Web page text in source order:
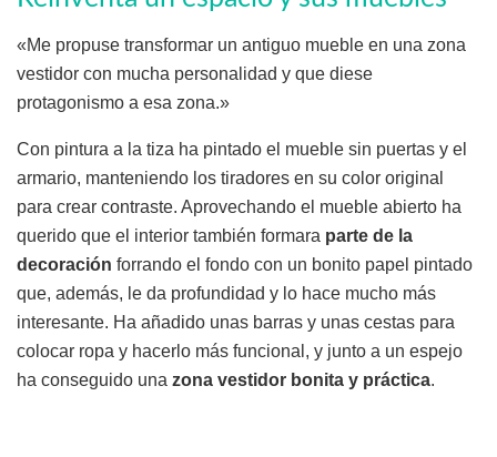
«Me propuse transformar un antiguo mueble en una zona
vestidor con mucha personalidad y que diese
protagonismo a esa zona.»
Con pintura a la tiza ha pintado el mueble sin puertas y el
armario, manteniendo los tiradores en su color original
para crear contraste. Aprovechando el mueble abierto ha
querido que el interior también formara parte de la
decoración forrando el fondo con un bonito papel pintado
que, además, le da profundidad y lo hace mucho más
interesante. Ha añadido unas barras y unas cestas para
colocar ropa y hacerlo más funcional, y junto a un espejo
ha conseguido una zona vestidor bonita y práctica.